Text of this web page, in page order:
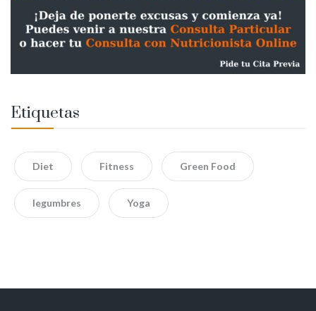
Etiquetas
Diet Fitness Green Food
legumbres Yoga